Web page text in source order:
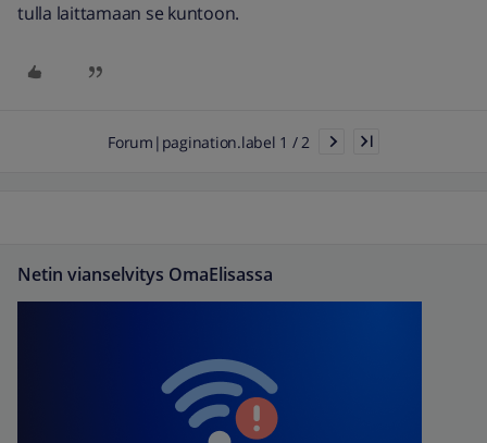
tulla laittamaan se kuntoon.
Forum|pagination.label 1 / 2
Netin vianselvitys OmaElisassa